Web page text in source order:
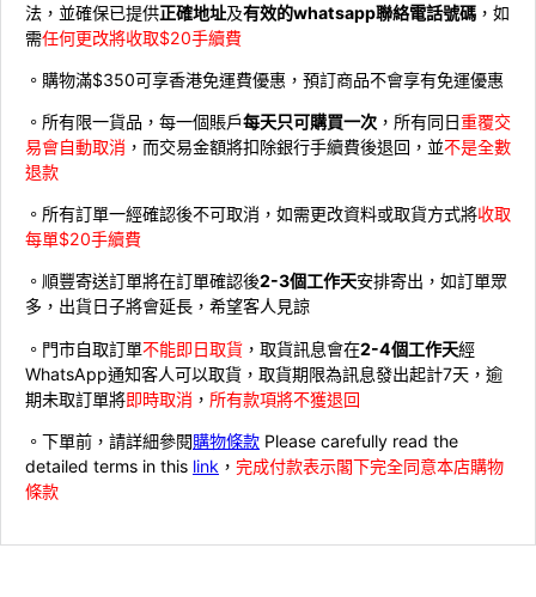
法，並確保已提供正確地址及有效的whatsapp聯絡電話號碼 ，如
需任何更改將收取$20手續費
。購物滿$350可享香港免運費優惠，預訂商品不會享有免運優惠
。所有限一貨品，每一個賬戶每天只可購買一次 ，所有同日重覆交
易會自動取消 ，而交易金額將扣除銀行手續費後退回，並不是全數
退款
。所有訂單一經確認後不可取消，如需更改資料或取貨方式將收取
每單$20手續費
。順豐寄送訂單將在訂單確認後2-3個工作天安排寄出，如訂單眾
多，出貨日子將會延長，希望客人見諒
。門市自取訂單不能即日取貨 ，取貨訊息會在2-4個工作天經
WhatsApp通知客人可以取貨，取貨期限為訊息發出起計7天，逾
期未取訂單將即時取消 ， 所有款項將不獲退回
。下單前，請詳細參閱購物條款 Please carefully read the
detailed terms in this link ， 完成付款表示閣下完全同意本店購物
條款